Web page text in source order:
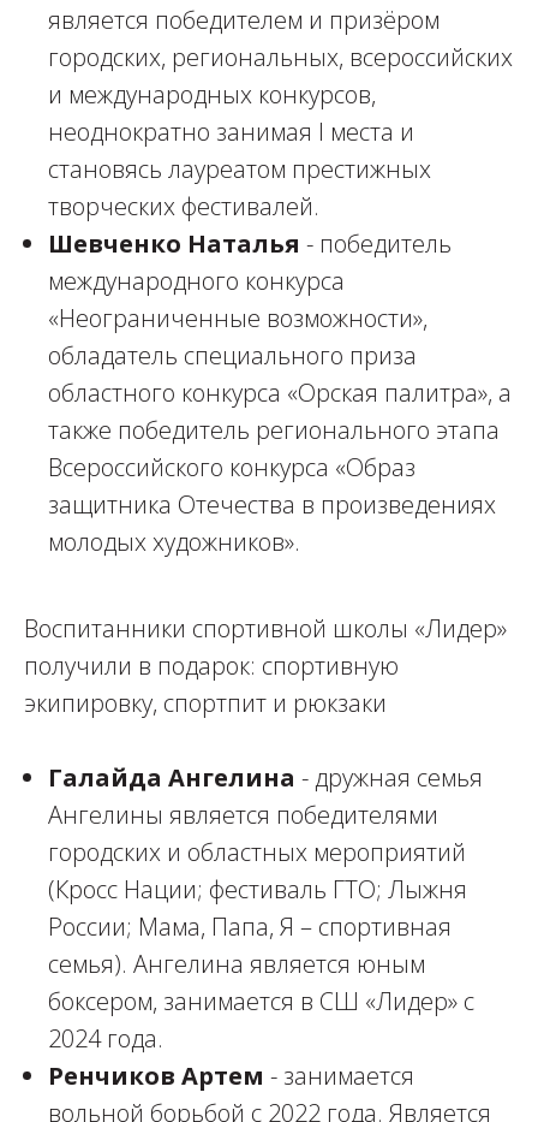
является победителем и призёром
городских, региональных, всероссийских
и международных конкурсов,
неоднократно занимая I места и
становясь лауреатом престижных
творческих фестивалей.
Шевченко Наталья - победитель
международного конкурса
«Неограниченные возможности»,
обладатель специального приза
областного конкурса «Орская палитра», а
также победитель регионального этапа
Всероссийского конкурса «Образ
защитника Отечества в произведениях
молодых художников».
Воспитанники спортивной школы «Лидер»
получили в подарок: спортивную
экипировку, спортпит и рюкзаки
Галайда Ангелина - дружная семья
Ангелины является победителями
городских и областных мероприятий
(Кросс Нации; фестиваль ГТО; Лыжня
России; Мама, Папа, Я – спортивная
семья). Ангелина является юным
боксером, занимается в СШ «Лидер» с
2024 года.
Ренчиков Артем - занимается
вольной борьбой с 2022 года. Является